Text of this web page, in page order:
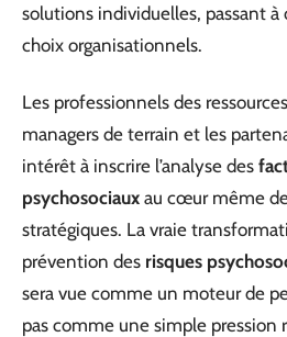
solutions individuelles, passant
choix organisationnels.
Les professionnels des
managers de terrain et les
intérêt à inscrire l’analyse des
psychosociaux au cœur même
stratégiques. La vraie
prévention des risques
sera vue comme un moteur de
pas comme une simple pression